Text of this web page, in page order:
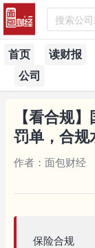
搜索公
首页 读财报
公司
【看合规
罚单，合规
作者：面包财经
保险合规